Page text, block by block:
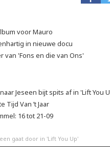
voor Mauro
in nieuwe docu
van 'Fons en die van Ons'
Jeseen bijt spits af in 'Lift You
Tijd Van ’t Jaar
16 tot 21-09
gaat door in 'Lift You Up'